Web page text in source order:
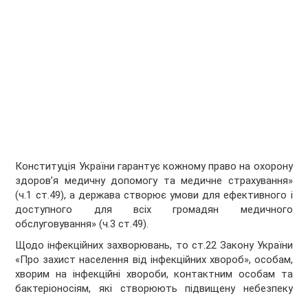
Конституція України гарантує кожному право на охорону
здоров’я медичну допомогу та медичне страхування»
(ч.1 ст.49), а держава створює умови для ефективного і
доступного для всіх громадян медичного
обслуговування» (ч.3 ст.49).
Щодо інфекційних захворювань, то ст.22 Закону України
«Про захист населення від інфекційних хвороб», особам,
хворим на інфекційні хвороби, контактним особам та
бактеріоносіям, які створюють підвищену небезпеку